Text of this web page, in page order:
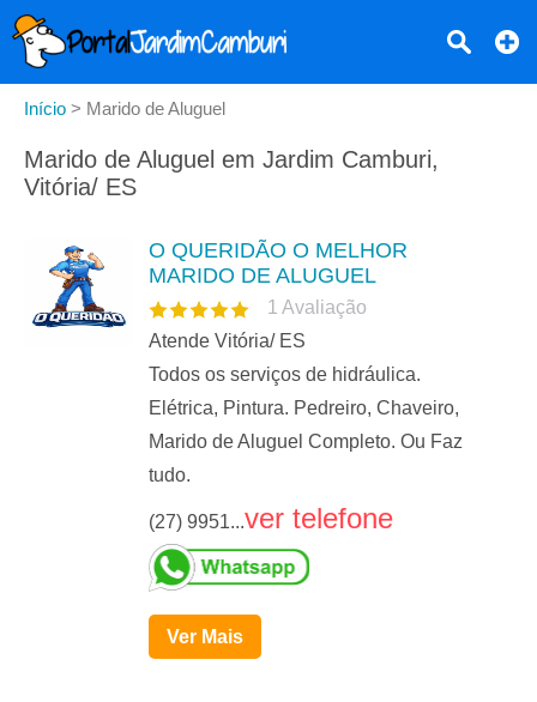
Início > Marido de Aluguel
Marido de Aluguel em Jardim Camburi,
Vitória/ ES
O QUERIDÃO O MELHOR
MARIDO DE ALUGUEL
1 Avaliação
Atende Vitória/ ES
Todos os serviços de hidráulica.
Elétrica, Pintura. Pedreiro, Chaveiro,
Marido de Aluguel Completo. Ou Faz
tudo.
(27) 9951...ver telefone
Ver Mais